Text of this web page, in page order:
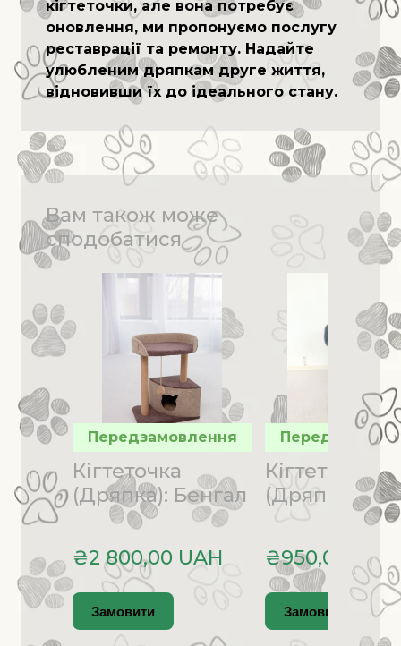
кігтеточки, але вона потребує
оновлення, ми пропонуємо послугу
реставрації та ремонту. Надайте
улюбленим дряпкам друге життя,
відновивши їх до ідеального стану.
Вам також може
сподобатися
Передзамовлення
Кігтеточка
(Дряпка): Бенгал
₴2 800,00 UAH
Замовити
Кігтеточка
(Дряпка):
₴950,00 UAH
Замовити